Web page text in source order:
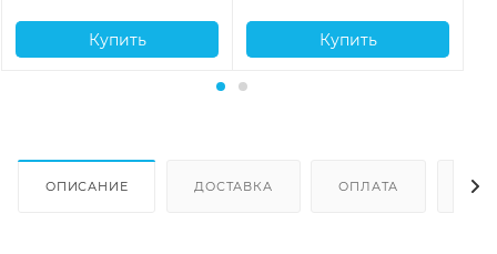
Купить Купить
ОПИСАНИЕ ДОСТАВКА ОПЛАТА